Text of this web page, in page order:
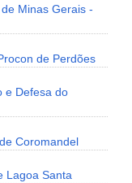
Minas Gerais -
de Perdões
e Defesa do
Coromandel
Lagoa Santa